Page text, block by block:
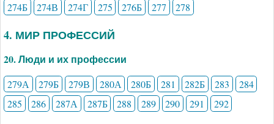
274Б
274В 274Г 275 276Б 277 278
4. МИР ПРОФЕССИЙ
20. Люди и их профессии
279А 279Б 279В 280А 280Б 281 282Б 283
284
285
286 287А 287Б 288 289 290 291 292